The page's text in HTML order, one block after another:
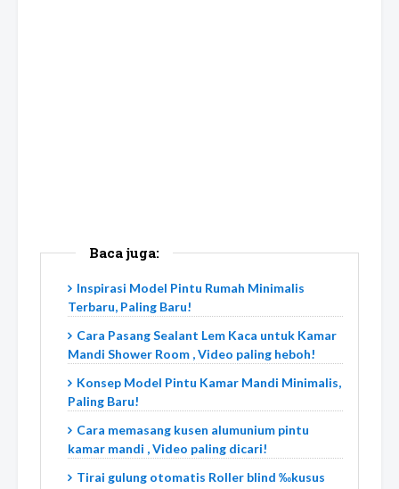
Baca juga:
Inspirasi Model Pintu Rumah Minimalis
Terbaru, Paling Baru!
Cara Pasang Sealant Lem Kaca untuk Kamar
Mandi Shower Room , Video paling heboh!
Konsep Model Pintu Kamar Mandi Minimalis,
Paling Baru!
Cara memasang kusen alumunium pintu
kamar mandi , Video paling dicari!
Tirai gulung otomatis Roller blind ‰kusus